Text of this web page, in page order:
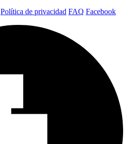
Política de privacidad FAQ Facebook